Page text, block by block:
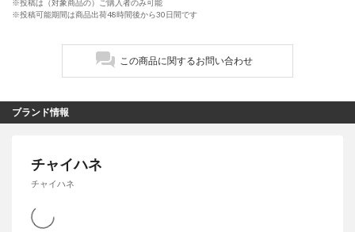
※投稿は（対象商品の）ご購入者のみ可能
※投稿可能期間は商品出荷48時間後から30日間です
この商品に関するお問い合わせ
ブランド情報
チャイハネ
チャイハネ